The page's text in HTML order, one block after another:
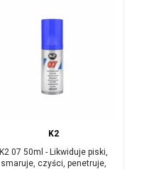
K2
K2 07 50ml - Likwiduje piski,
smaruje, czyści, penetruje,